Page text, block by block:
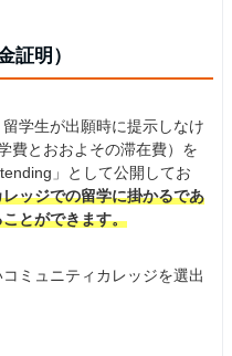
証明）
学生が出願時に提示しなけ
費とおおよその滞在費）を
」として公開してお
ッジでの留学に掛かるであ
とができます。
ミュニティカレッジを選出